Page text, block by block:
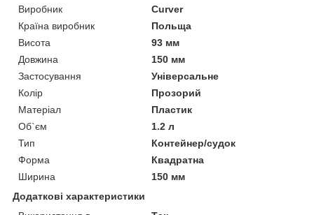
Виробник
Curver
Країна виробник
Польща
Висота
93 мм
Довжина
150 мм
Застосування
Універсальне
Колір
Прозорий
Матеріал
Пластик
Об`єм
1.2 л
Тип
Контейнер/судок
Форма
Квадратна
Ширина
150 мм
Додаткові характеристики